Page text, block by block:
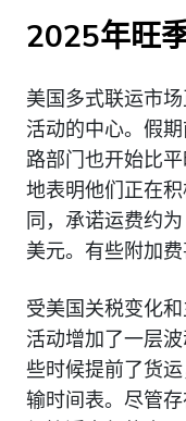
2025年旺
美国多式联运市
活动的中心。假
路部门也开始比
地表明他们正在
同，承诺运费约
美元。有些附加费
受美国关税变化
活动增加了一层
些时候提前了货
输时间表。尽管